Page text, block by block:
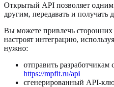
Открытый API позволяет одним
другим, передавать и получать
Вы можете привлечь сторонних
настроят интеграцию,
нужно:
отправить
https://mpfit.ru/api
сгенерированный API-